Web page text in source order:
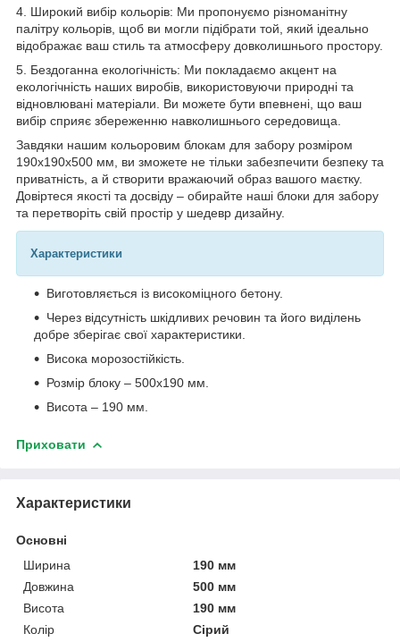
4. Широкий вибір кольорів: Ми пропонуємо різноманітну
палітру кольорів, щоб ви могли підібрати той, який ідеально
відображає ваш стиль та атмосферу довколишнього простору.
5. Бездоганна екологічність: Ми покладаємо акцент на
екологічність наших виробів, використовуючи природні та
відновлювані матеріали. Ви можете бути впевнені, що ваш
вибір сприяє збереженню навколишнього середовища.
Завдяки нашим кольоровим блокам для забору розміром
190x190x500 мм, ви зможете не тільки забезпечити безпеку та
приватність, а й створити вражаючий образ вашого маєтку.
Довіртеся якості та досвіду – обирайте наші блоки для забору
та перетворіть свій простір у шедевр дизайну.
Характеристики
Виготовляється із високоміцного бетону.
Через відсутність шкідливих речовин та його виділень
добре зберігає свої характеристики.
Висока морозостійкість.
Розмір блоку – 500х190 мм.
Висота – 190 мм.
Приховати
Характеристики
Основні
Ширина
190 мм
Довжина
500 мм
Висота
190 мм
Колір
Сірий